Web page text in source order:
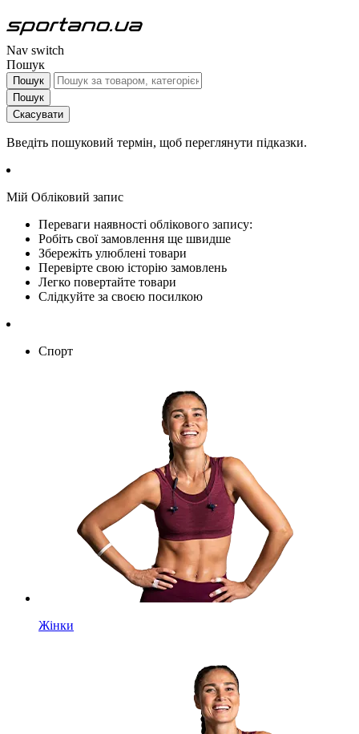
Nav switch
Пошук
Пошук
Пошук
Скасувати
Введіть пошуковий термін, щоб переглянути підказки.
Мій Обліковий запис
Переваги наявності облікового запису:
Робіть свої замовлення ще швидше
Збережіть улюблені товари
Перевірте свою історію замовлень
Легко повертайте товари
Слідкуйте за своєю посилкою
Спорт
Жінки